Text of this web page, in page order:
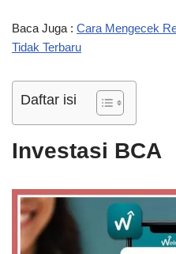
Baca Juga : Cara Mengecek
Tidak Terbaru
Daftar isi
Investasi BCA